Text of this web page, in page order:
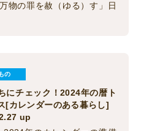
物の罪を赦（ゆる）す」日
の
にチェック！2024年の暦ト
[カレンダーのある暮らし]
up